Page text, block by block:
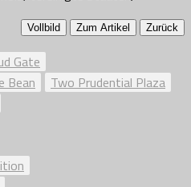
Vollbild Zum Artikel Zurück
Gate
Bean
Two Prudential Plaza